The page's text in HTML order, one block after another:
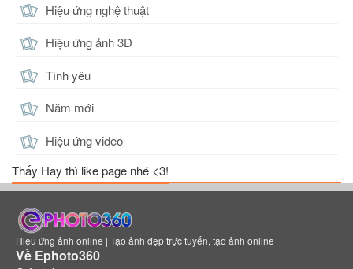
Hiệu ứng nghệ thuật
Hiệu ứng ảnh 3D
Tình yêu
Năm mới
Hiệu ứng video
Thấy Hay thì like page nhé <3!
Hiệu ứng ảnh online | Tạo ảnh đẹp trực tuyến, tạo ảnh online
Về Ephoto360